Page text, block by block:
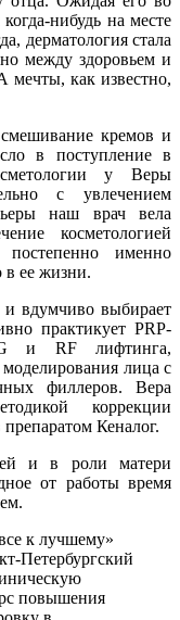
нибудь на месте
дерматология стала
между здоровьем и
мечты, как известно,
кремов и
в поступление в
у Веры
с увлечением
наш врач вела
косметологией
именно
в ее жизни.
и вдумчиво выбирает
практикует PRP-
и RF лифтинга,
лица с
филлеров. Вера
коррекции
Кеналог.
и в роли матери
от работы время
к лучшему»
Петербургский
повышения